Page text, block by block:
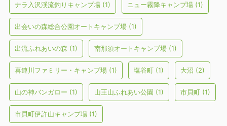
ナラ入沢渓流釣りキャンプ場 (1) ニュー霧降キャンプ場 (1)
出会いの森総合公園オートキャンプ場 (1)
出流ふれあいの森 (1) 南那須オートキャンプ場 (1)
喜連川ファミリー・キャンプ場 (1) 塩谷町 (1) 大沼 (2)
山の神バンガロー (1) 山王山ふれあい公園 (1) 市貝町 (1)
市貝町伊許山キャンプ場 (1)